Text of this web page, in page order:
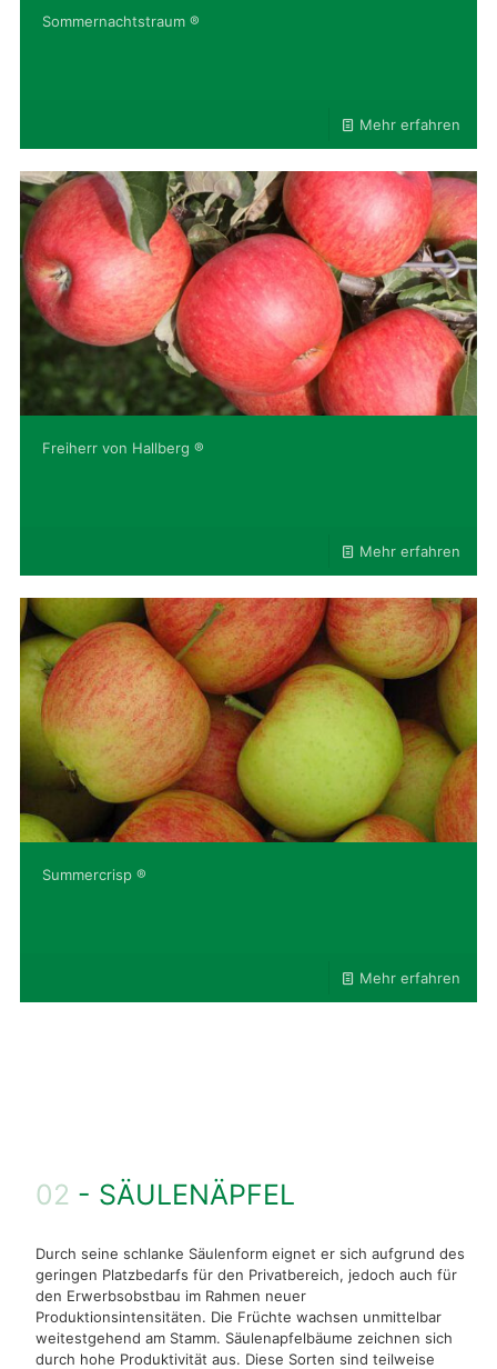
Sommernachtstraum ®
Mehr erfahren
Freiherr von Hallberg ®
Mehr erfahren
Summercrisp ®
Mehr erfahren
02 - SÄULENÄPFEL
Durch seine schlanke Säulenform eignet er sich aufgrund des
geringen Platzbedarfs für den Privatbereich, jedoch auch für
den Erwerbsobstbau im Rahmen neuer
Produktionsintensitäten. Die Früchte wachsen unmittelbar
weitestgehend am Stamm. Säulenapfelbäume zeichnen sich
durch hohe Produktivität aus. Diese Sorten sind teilweise